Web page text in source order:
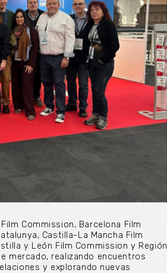
Commission, Barcelona Film
Castilla-La Mancha Film
y León Film Commission y Región
mercado, realizando encuentros
y explorando nuevas